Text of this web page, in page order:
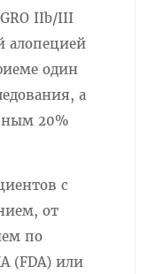
IIb/III
алопецией
один
а
20%
с
от
по
(FDA) или